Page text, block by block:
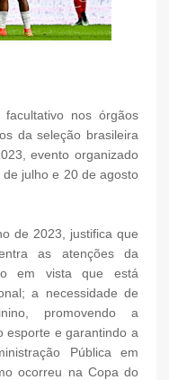
nos órgãos
da seleção brasileira
evento organizado
julho e 20 de agosto
de 2023, justifica que
as atenções da
em vista que está
a necessidade de
promovendo a
esporte e garantindo a
Pública em
ocorreu na Copa do